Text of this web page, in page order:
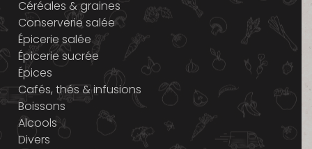
Céréales & graines
Conserverie salée
Épicerie salée
Épicerie sucrée
Épices
Cafés, thés & infusions
Boissons
Alcools
Divers